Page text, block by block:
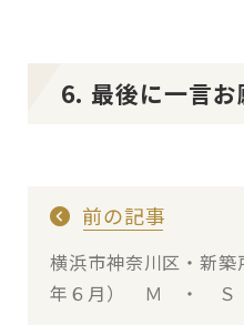
6. 最後に一言
前の記事
横浜市神奈川区・新築
年６月） Ｍ ・